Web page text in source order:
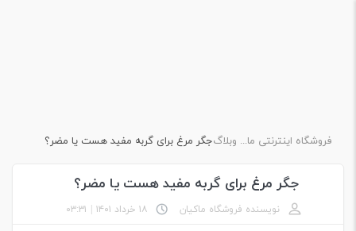
فروشگاه اینترنتی ماکیان دام پارس وبلاگجگر مرغ برای گربه مفید هست یا مضر؟
جگر مرغ برای گربه مفید هست یا مضر؟
نویسنده فروشگاه ماکیان ۱۸ خرداد ۱۴۰۱ ۰۳:۳۱